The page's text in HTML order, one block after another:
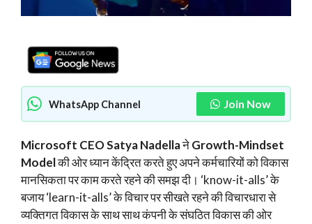
WhatsApp Channel Join Now
Microsoft CEO Satya NadellaनेGrowth-Mindset
Modelकी ओर ध्यान केंद्रित करते हुए अपने कर्मचारियों को विकास
मानसिकता पर काम करते रहने की समझ दी। ‘know-it-alls’ के
बजाय ‘learn-it-alls’ के विचार पर सीखते रहने की विचारधारा से
व्यक्तिगत विकास के साथ साथ कंपनी के संघठित विकास की ओर